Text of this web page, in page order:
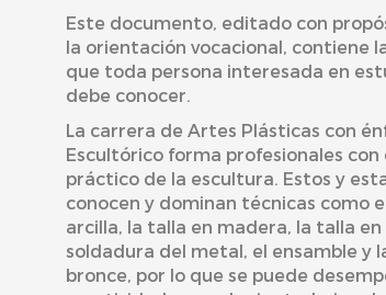
Este documento, editado con
la orientación vocacional, contiene
que toda persona interesada en
debe conocer.
La carrera de Artes Plásticas con
Escultórico forma profesionales
práctico de la escultura. Estos y
conocen y dominan técnicas como
arcilla, la talla en madera, la talla en
soldadura del metal, el ensamble y
bronce, por lo que se puede